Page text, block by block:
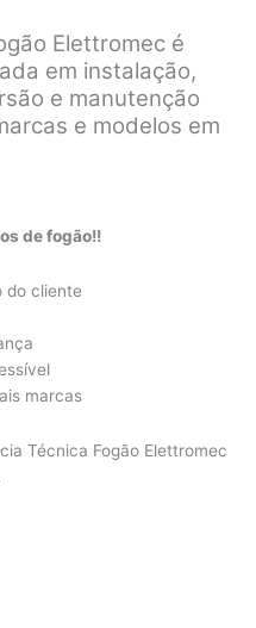
Elettromec é
em instalação,
e manutenção
e modelos em
de fogão!!
do cliente
marcas
Técnica Fogão Elettromec